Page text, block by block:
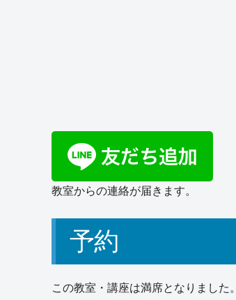
教室からの連絡が届きます。
予約
この教室・講座は満席となりました。